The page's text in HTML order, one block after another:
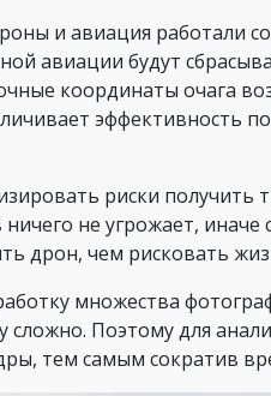
и авиация работали
авиации будут
координаты очага
эффективность
риски получить
не угрожает,
дрон, чем рисковать
множества
Поэтому для
тем самым сократив